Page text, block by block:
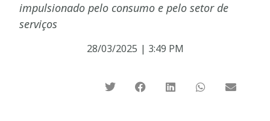
impulsionado pelo consumo e pelo setor de
serviços
28/03/2025 | 3:49 PM